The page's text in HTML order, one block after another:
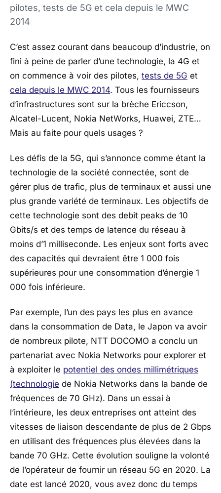
pilotes, tests de 5G et cela depuis le MWC
2014
C’est assez courant dans beaucoup d’industrie, on
fini à peine de parler d’une technologie, la 4G et
on commence à voir des pilotes, tests de 5G et
cela depuis le MWC 2014. Tous les fournisseurs
d’infrastructures sont sur la brèche Ericcson,
Alcatel-Lucent, Nokia NetWorks, Huawei, ZTE…
Mais au faite pour quels usages ?
Les défis de la 5G, qui s’annonce comme étant la
technologie de la société connectée, sont de
gérer plus de trafic, plus de terminaux et aussi une
plus grande variété de terminaux. Les objectifs de
cette technologie sont des debit peaks de 10
Gbits/s et des temps de latence du réseau à
moins d’1 milliseconde. Les enjeux sont forts avec
des capacités qui devraient être 1 000 fois
supérieures pour une consommation d’énergie 1
000 fois inférieure.
Par exemple, l’un des pays les plus en avance
dans la consommation de Data, le Japon va avoir
de nombreux pilote, NTT DOCOMO a conclu un
partenariat avec Nokia Networks pour explorer et
à exploiter le potentiel des ondes millimétriques
(technologie de Nokia Networks dans la bande de
fréquences de 70 GHz). Dans un essai à
l’intérieure, les deux entreprises ont atteint des
vitesses de liaison descendante de plus de 2 Gbps
en utilisant des fréquences plus élevées dans la
bande 70 GHz. Cette évolution souligne la volonté
de l’opérateur de fournir un réseau 5G en 2020. La
date est lancé 2020, vous avez donc du temps